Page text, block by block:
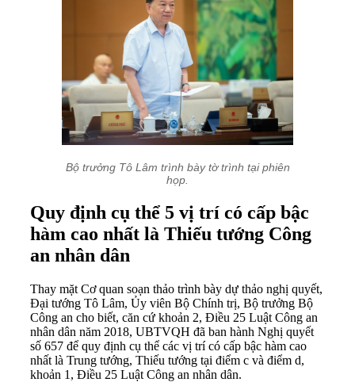
Bộ trưởng Tô Lâm trình bày tờ trình tại phiên
họp.
Quy định cụ thể 5 vị trí có cấp bậc
hàm cao nhất là Thiếu tướng Công
an nhân dân
Thay mặt Cơ quan soạn thảo trình bày dự thảo nghị quyết,
Đại tướng Tô Lâm, Ủy viên Bộ Chính trị, Bộ trưởng Bộ
Công an cho biết, căn cứ khoản 2, Điều 25 Luật Công an
nhân dân năm 2018, UBTVQH đã ban hành Nghị quyết
số 657 để quy định cụ thể các vị trí có cấp bậc hàm cao
nhất là Trung tướng, Thiếu tướng tại điểm c và điểm d,
khoản 1, Điều 25 Luật Công an nhân dân.